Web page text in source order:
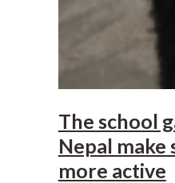
The school
Nepal make
more active